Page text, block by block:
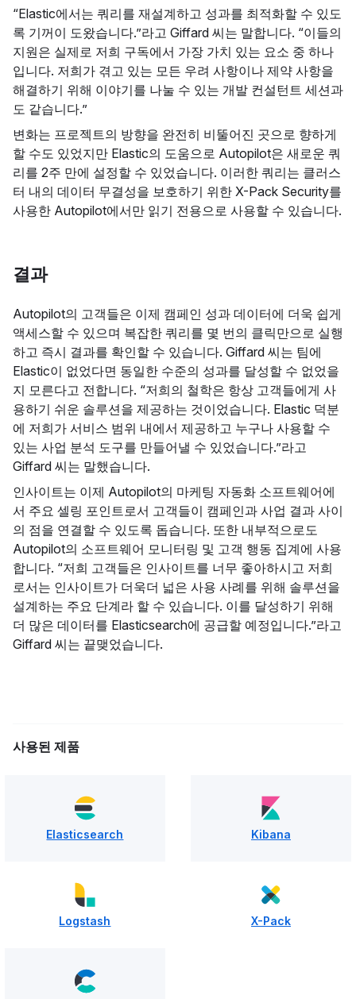
“Elastic에서는 쿼리를 재설계하고 성과를 최적화할 수 있도
록 기꺼이 도왔습니다.”라고 Giffard 씨는 말합니다. “이들의
지원은 실제로 저희 구독에서 가장 가치 있는 요소 중 하나
입니다. 저희가 겪고 있는 모든 우려 사항이나 제약 사항을
해결하기 위해 이야기를 나눌 수 있는 개발 컨설턴트 세션과
도 같습니다.”
변화는 프로젝트의 방향을 완전히 비뚤어진 곳으로 향하게
할 수도 있었지만 Elastic의 도움으로 Autopilot은 새로운 쿼
리를 2주 만에 설정할 수 있었습니다. 이러한 쿼리는 클러스
터 내의 데이터 무결성을 보호하기 위한 X-Pack Security를
사용한 Autopilot에서만 읽기 전용으로 사용할 수 있습니다.
결과
Autopilot의 고객들은 이제 캠페인 성과 데이터에 더욱 쉽게
액세스할 수 있으며 복잡한 쿼리를 몇 번의 클릭만으로 실행
하고 즉시 결과를 확인할 수 있습니다. Giffard 씨는 팀에
Elastic이 없었다면 동일한 수준의 성과를 달성할 수 없었을
지 모른다고 전합니다. “저희의 철학은 항상 고객들에게 사
용하기 쉬운 솔루션을 제공하는 것이었습니다. Elastic 덕분
에 저희가 서비스 범위 내에서 제공하고 누구나 사용할 수
있는 사업 분석 도구를 만들어낼 수 있었습니다.”라고
Giffard 씨는 말했습니다.
인사이트는 이제 Autopilot의 마케팅 자동화 소프트웨어에
서 주요 셀링 포인트로서 고객들이 캠페인과 사업 결과 사이
의 점을 연결할 수 있도록 돕습니다. 또한 내부적으로도
Autopilot의 소프트웨어 모니터링 및 고객 행동 집계에 사용
합니다. “저희 고객들은 인사이트를 너무 좋아하시고 저희
로서는 인사이트가 더욱더 넓은 사용 사례를 위해 솔루션을
설계하는 주요 단계라 할 수 있습니다. 이를 달성하기 위해
더 많은 데이터를 Elasticsearch에 공급할 예정입니다.”라고
Giffard 씨는 끝맺었습니다.
사용된 제품
Elasticsearch Kibana
Logstash X-Pack